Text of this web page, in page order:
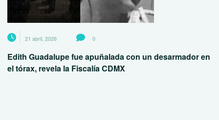
21 abril, 2026 0
Edith Guadalupe fue apuñalada con un desarmador en
el tórax, revela la Fiscalía CDMX